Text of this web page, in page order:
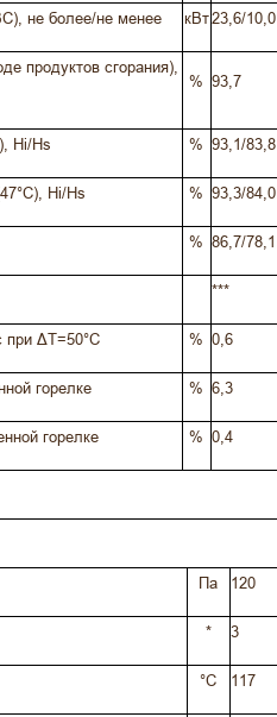
не более/не менее кВт23,6/10,0
продуктов сгорания),
% 93,7
Hi/Hs % 93,1/83,8
Hi/Hs % 93,3/84,0
% 86,7/78,1
***
при ΔT=50°C % 0,6
горелке % 6,3
горелке % 0,4
Па 120
* 3
°C 117